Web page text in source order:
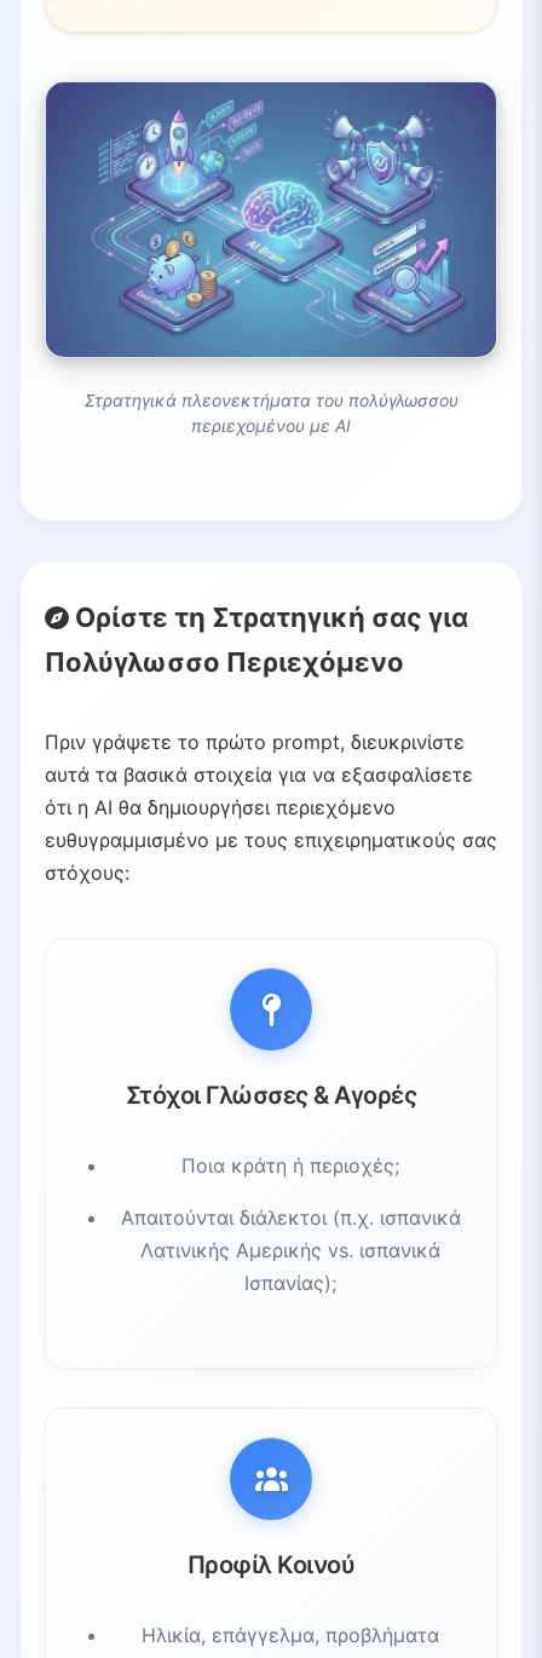
Στρατηγικά πλεονεκτήματα του πολύγλωσσου
περιεχομένου με AI
Ορίστε τη Στρατηγική σας για
Πολύγλωσσο Περιεχόμενο
Πριν γράψετε το πρώτο prompt, διευκρινίστε
αυτά τα βασικά στοιχεία για να εξασφαλίσετε
ότι η AI θα δημιουργήσει περιεχόμενο
ευθυγραμμισμένο με τους επιχειρηματικούς σας
στόχους:
Στόχοι Γλώσσες & Αγορές
Ποια κράτη ή περιοχές;
Απαιτούνται διάλεκτοι (π.χ. ισπανικά
Λατινικής Αμερικής vs. ισπανικά
Ισπανίας);
Προφίλ Κοινού
Ηλικία, επάγγελμα, προβλήματα